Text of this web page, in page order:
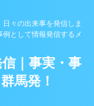
々の出来事を発信しま
として情報発信するメ
｜事実・事
馬発！